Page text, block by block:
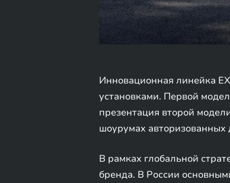
Инновационная линейка
установками. Первой
презентация второй
шоурумах авторизованных
В рамках глобальной
бренда. В России